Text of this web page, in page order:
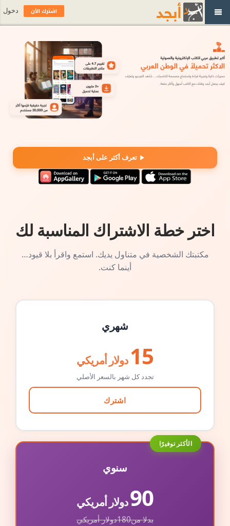
تعرف أكثر على أبجد
اختر خطة الاشتراك المناسبة لك
مكتبتك الشخصية في متناول يديك. استمع واقرأ بلا قيود…
أينما كنت.
شهري
15 دولار أمريكي
تجدد كل شهر بالسعر الأصلي
اشترك
الأكثر توفيرًا
سنوي
90دولار أمريكي
بدلا من180دولار أمريكي
اشترك الآن دخول